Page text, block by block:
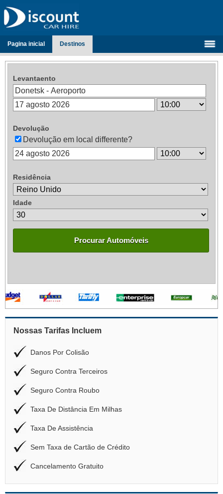
Pagina inicial Destinos
Levantaento
Devolução
Devolução em local differente?
Residência
Idade
Procurar Automóveis
Nossas Tarifas Incluem
Danos Por Colisão
Seguro Contra Terceiros
Seguro Contra Roubo
Taxa De Distância Em Milhas
Taxa De Assistência
Sem Taxa de Cartão de Crédito
Cancelamento Gratuito